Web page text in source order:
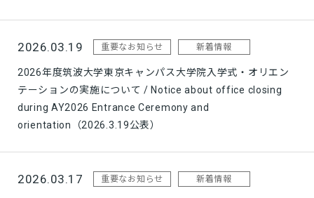
2026.03.19 重要なお知らせ 新着情報
2026年度筑波大学東京キャンパス大学院入学式・オリエン
テーションの実施について / Notice about office closing
during AY2026 Entrance Ceremony and
orientation（2026.3.19公表）
2026.03.17 重要なお知らせ 新着情報